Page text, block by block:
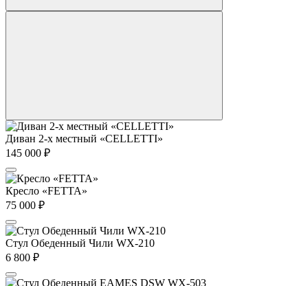
Диван 2-х местный «CELLETTI»
145 000 ₽
Кресло «FETTA»
75 000 ₽
Стул Обеденный Чили WX-210
6 800 ₽